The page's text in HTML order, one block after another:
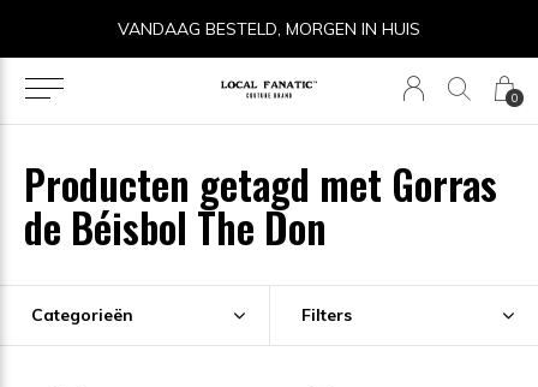
0
VANDAAG BESTELD, MORGEN IN HUIS
Producten getagd met Gorras
de Béisbol The Don
Categorieën Filters